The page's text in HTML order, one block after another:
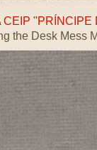
CEIP "PRÍNCIPE
the Desk Mess